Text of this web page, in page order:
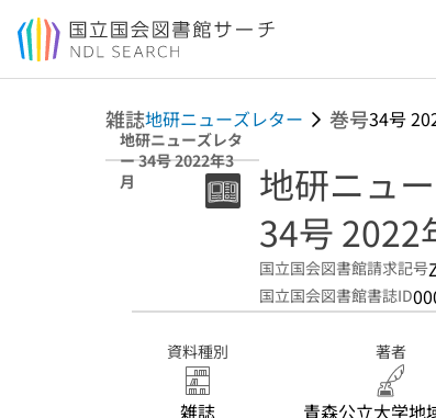
本文へ移動
雑誌地研ニューズレター 巻号34号
地研ニューズレタ
ー 34号 2022年3
月
地研ニュ
34号 2022
国立国会図書館請求記号
国立国会図書館書誌ID
資料種別
雑誌
著者
青森公立大学地